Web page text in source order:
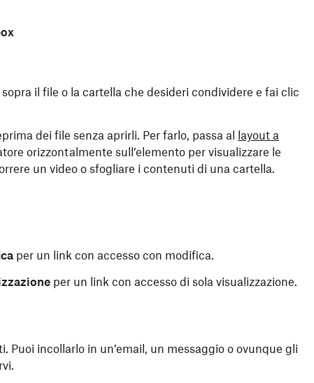
il file o la cartella che desideri condividere e fai clic
dei file senza aprirli. Per farlo, passa al layout a
orizzontalmente sull’elemento per visualizzare le
un video o sfogliare i contenuti di una cartella.
per un link con accesso con modifica.
per un link con accesso di sola visualizzazione.
Puoi incollarlo in un’email, un messaggio o ovunque gli